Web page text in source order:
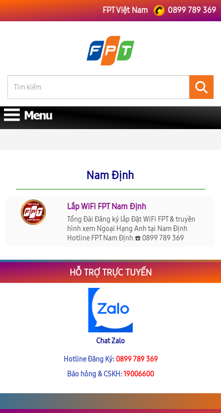
FPT Việt Nam 0899 789 369
Nam Định
Lắp WiFi FPT Nam Định
Tổng Đài Đăng ký lắp Đặt WiFi FPT & truyền
hình xem Ngoại Hạng Anh tại Nam Định
Hotline FPT Nam Định ☎️ 0899 789 369
HỖ TRỢ TRỰC TUYẾN
Chat Zalo
Hotline Đăng Ký: 0899 789 369
Báo hỏng & CSKH:19006600